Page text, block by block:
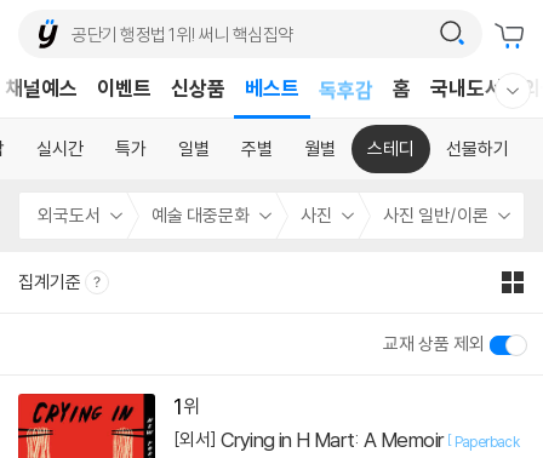
채널예스 이벤트 신상품 베스트
독후감
홈 국내도서
실시간 특가 일별 주별 월별 스테디 선물하기
외국도서 예술 대중문화 사진 사진 일반/이론
집계기준
교재 상품 제외
1
[외서] Crying in H Mart: A Memoir [ Paperback